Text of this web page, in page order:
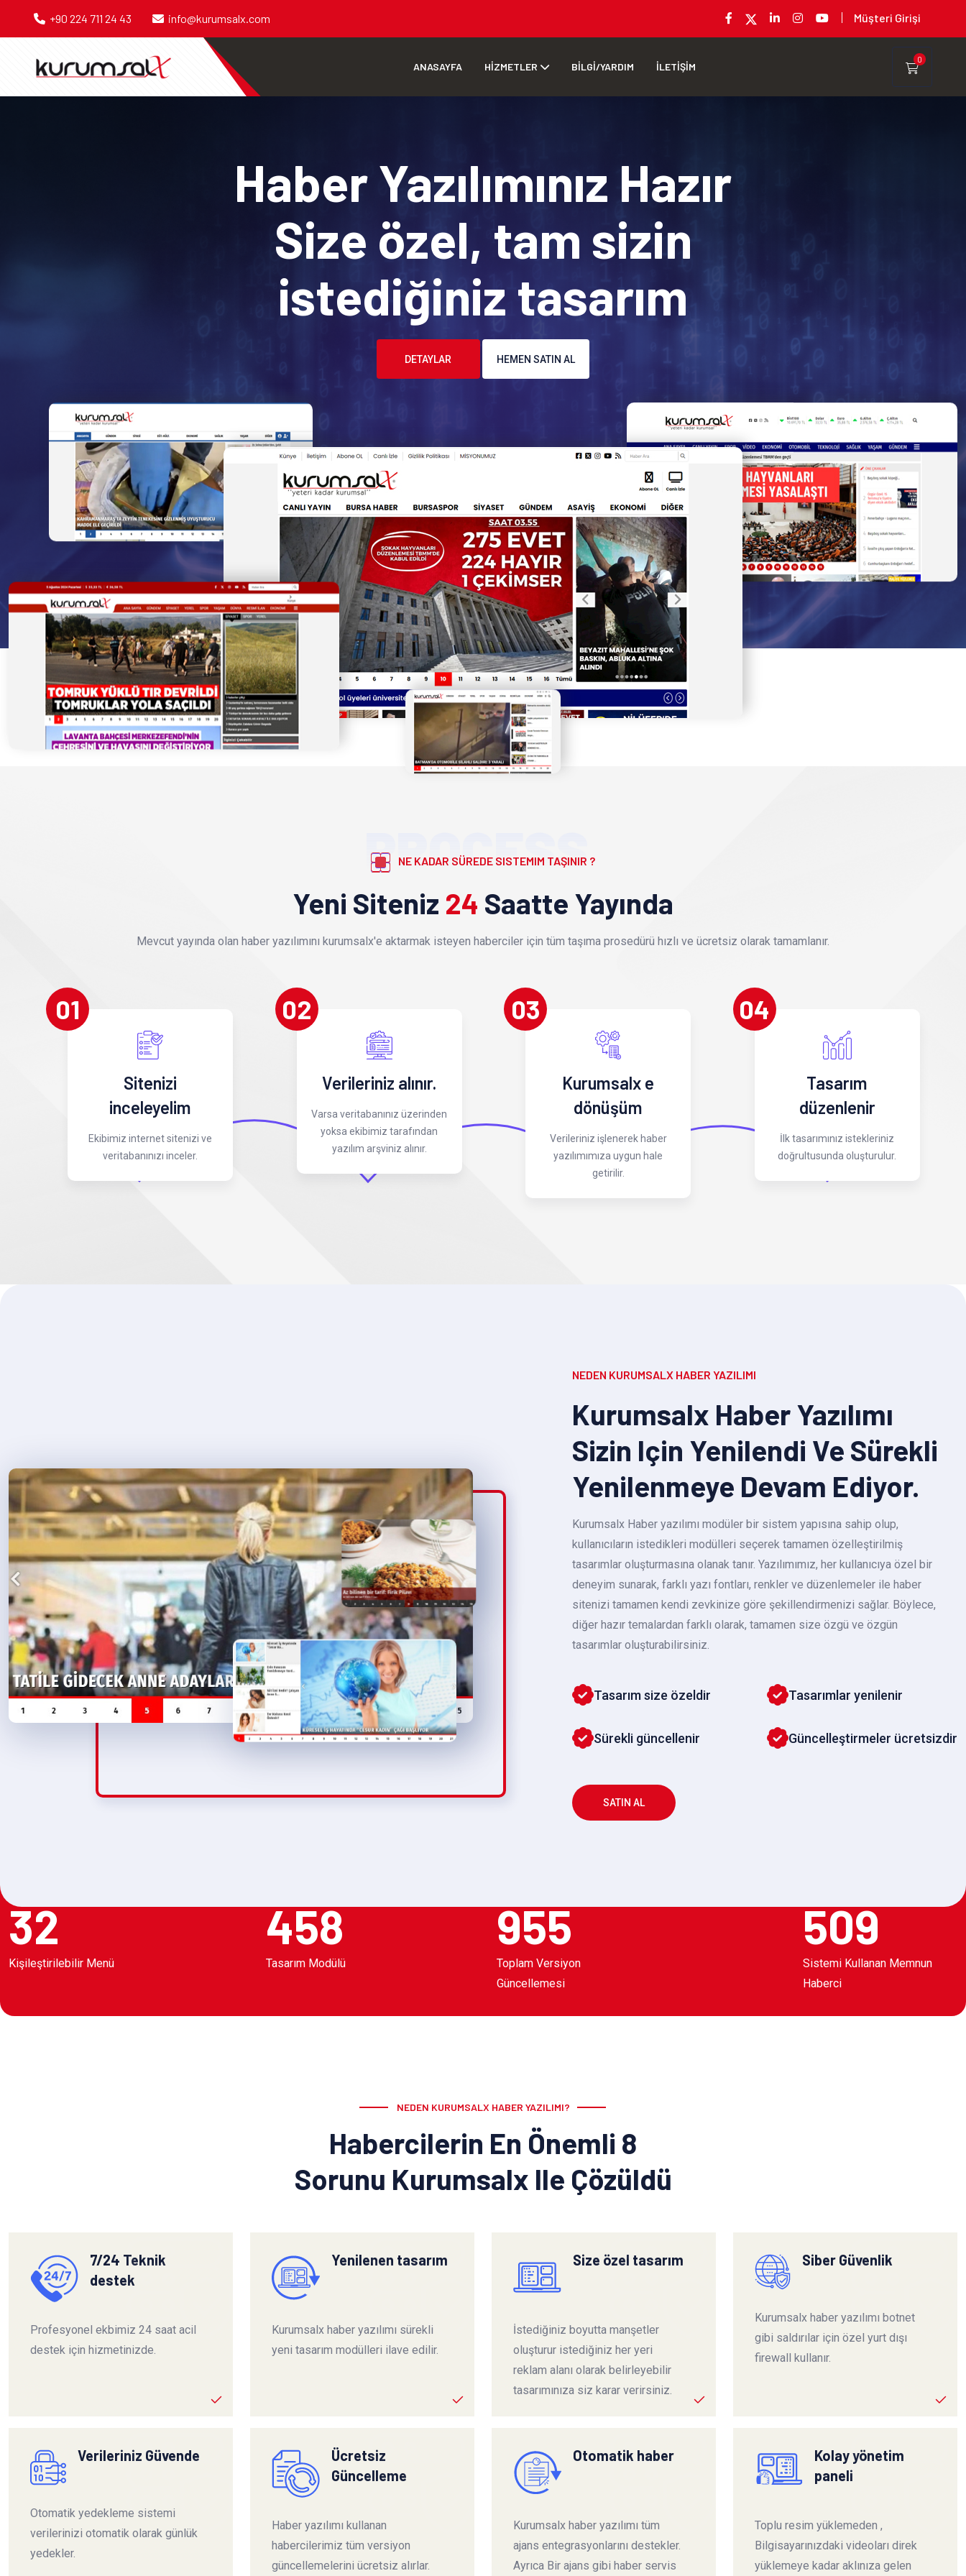
+90 224 711 24 43 info@kurumsalx.com Müşteri Girişi
ANASAYFA HİZMETLER BİLGİ/YARDIM İLETİŞİM
0
Haber Yazılımınız Hazır
Size özel, tam sizin
istediğiniz tasarım
DETAYLAR HEMEN SATIN AL
PROCESS
NE KADAR SÜREDE SISTEMIM TAŞINIR ?
Yeni Siteniz 24 Saatte Yayında
Mevcut yayında olan haber yazılımını kurumsalx'e aktarmak isteyen haberciler için tüm taşıma prosedürü hızlı ve ücretsiz olarak tamamlanır.
01
Sitenizi
inceleyelim
Ekibimiz internet sitenizi ve
veritabanınızı inceler.
02
Verileriniz alınır.
Varsa veritabanınız üzerinden
yoksa ekibimiz tarafından
yazılım arşviniz alınır.
03
Kurumsalx e
dönüşüm
Verileriniz işlenerek haber
yazılımımıza uygun hale
getirilir.
04
Tasarım
düzenlenir
İlk tasarımınız istekleriniz
doğrultusunda oluşturulur.
NEDEN KURUMSALX HABER YAZILIMI
Kurumsalx Haber Yazılımı
Sizin Için Yenilendi Ve Sürekli
Yenilenmeye Devam Ediyor.
Kurumsalx Haber yazılımı modüler bir sistem yapısına sahip olup,
kullanıcıların istedikleri modülleri seçerek tamamen özelleştirilmiş
tasarımlar oluşturmasına olanak tanır. Yazılımımız, her kullanıcıya özel bir
deneyim sunarak, farklı yazı fontları, renkler ve düzenlemeler ile haber
sitenizi tamamen kendi zevkinize göre şekillendirmenizi sağlar. Böylece,
diğer hazır temalardan farklı olarak, tamamen size özgü ve özgün
tasarımlar oluşturabilirsiniz.
Tasarım size özeldir
Sürekli güncellenir
Tasarımlar yenilenir
Güncelleştirmeler ücretsizdir
SATIN AL
32
Kişileştirilebilir Menü
458
Tasarım Modülü
955
Toplam Versiyon
Güncellemesi
509
Sistemi Kullanan Memnun
Haberci
NEDEN KURUMSALX HABER YAZILIMI?
Habercilerin En Önemli 8
Sorunu Kurumsalx Ile Çözüldü
7/24 Teknik
destek
Profesyonel ekbimiz 24 saat acil
destek için hizmetinizde.
Yenilenen tasarım
Kurumsalx haber yazılımı sürekli
yeni tasarım modülleri ilave edilir.
Size özel tasarım
İstediğiniz boyutta manşetler
oluşturur istediğiniz her yeri
reklam alanı olarak belirleyebilir
tasarımınıza siz karar verirsiniz.
Siber Güvenlik
Kurumsalx haber yazılımı botnet
gibi saldırılar için özel yurt dışı
firewall kullanır.
Verileriniz Güvende
Otomatik yedekleme sistemi
verilerinizi otomatik olarak günlük
yedekler.
Ücretsiz
Güncelleme
Haber yazılımı kullanan
habercilerimiz tüm versiyon
güncellemelerini ücretsiz alırlar.
Otomatik haber
Kurumsalx haber yazılımı tüm
ajans entegrasyonlarını destekler.
Ayrıca Bir ajans gibi haber servis
Kolay yönetim
paneli
Toplu resim yüklemeden ,
Bilgisayarınızdaki videoları direk
yüklemeye kadar aklınıza gelen